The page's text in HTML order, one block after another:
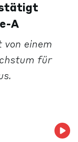
A
von einem
für